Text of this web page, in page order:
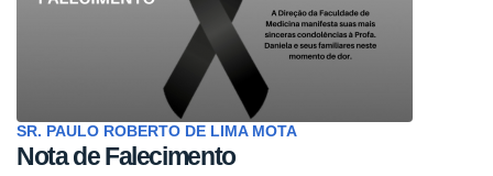
SR. PAULO ROBERTO DE LIMA MOTA
Nota de Falecimento